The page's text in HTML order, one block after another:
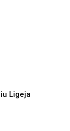
Ligeja